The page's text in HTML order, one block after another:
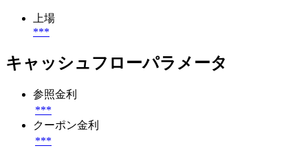
上場
***
キャッシュフローパラメータ
参照金利
***
クーポン金利
***